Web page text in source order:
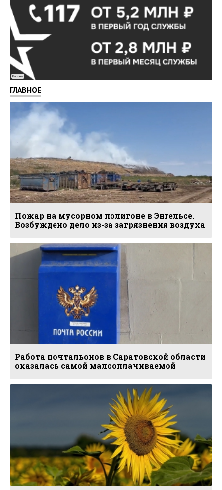
Реклама
ГЛАВНОЕ
Пожар на мусорном полигоне в Энгельсе.
Возбуждено дело из-за загрязнения воздуха
Работа почтальонов в Саратовской области
оказалась самой малооплачиваемой